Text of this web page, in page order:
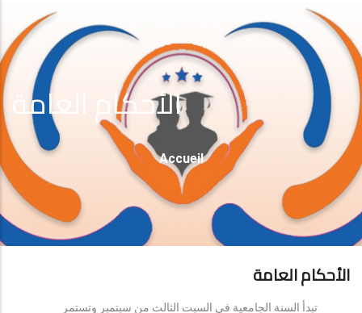
الأحكام العامة
Fil
D'Ariane
Accueil
الأحكام العامة
تبدأ السنة الجامعية في السبت الثالث من سبتمبر وتستمر